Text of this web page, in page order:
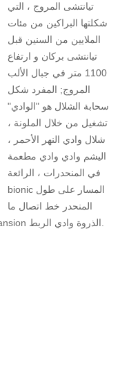
تيانتشى المروج ، التي
شكلتها البراكين من مئات
الملايين من السنين قبل
تيانتشى بركان و ارتفاع
1100 متر في جبال الألب
المروج; المفرد شكل
سحابة الشلال هو "الوادي"
تشغيل من خلال الملونة ،
شلال وادي النهر الأحمر ،
اليشم وادي وادي مطعمة
في المنحدرات ، الرائعة
bionic المسار على طول
المنحدر خط اتصال ما